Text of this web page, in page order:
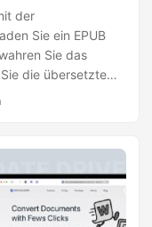
der
Sie ein EPUB
Sie das
die übersetzte